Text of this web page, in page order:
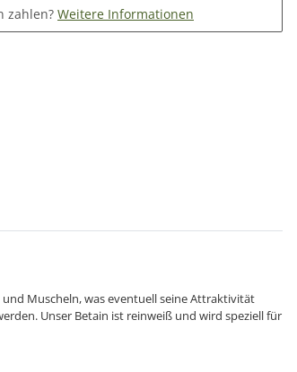
zahlen? Weitere Informationen
Muscheln, was eventuell seine Attraktivität
Unser Betain ist reinweiß und wird speziell für